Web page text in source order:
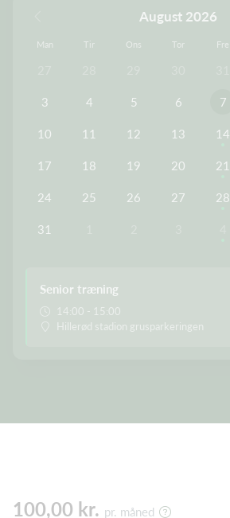
August 2026
Man Tir Ons Tor Fre
3 4 5 6 7
10 11 12 13 14
17 18 19 20 21
24 25 26 27 28
31
Senior træning
14:00 - 15:00
Hillerød stadion grusparkeringen
100,00 kr. pr. måned